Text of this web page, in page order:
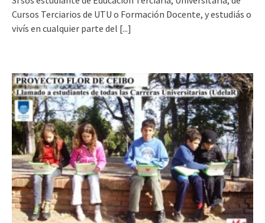
Cursos Terciarios de UTU o Formación Docente, y estudiás o
vivís en cualquier parte del [...]